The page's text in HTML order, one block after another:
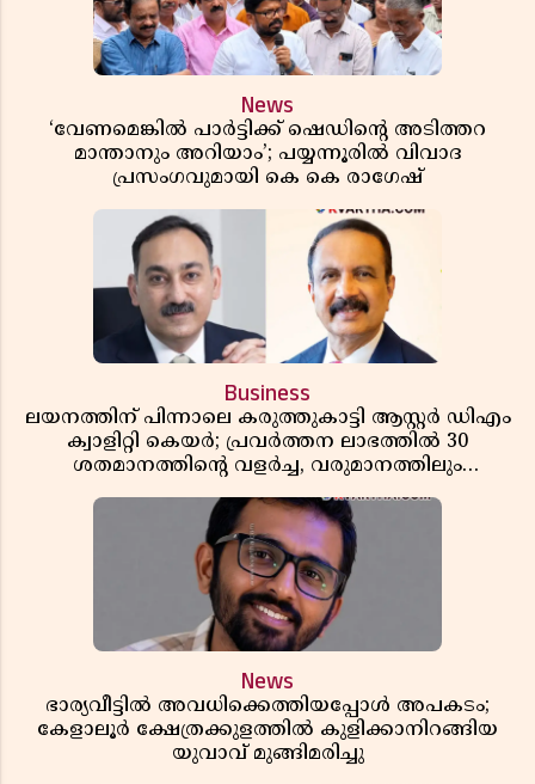
News
‘വേണമെങ്കിൽ പാർട്ടിക്ക് ഷെഡിൻ്റെ അടിത്തറ
മാന്താനും അറിയാം’; പയ്യന്നൂരിൽ വിവാദ
പ്രസംഗവുമായി കെ കെ രാഗേഷ്
Business
ലയനത്തിന് പിന്നാലെ കരുത്തുകാട്ടി ആസ്റ്റർ ഡിഎം
ക്വാളിറ്റി കെയർ; പ്രവർത്തന ലാഭത്തിൽ 30
ശതമാനത്തിൻ്റെ വളർച്ച, വരുമാനത്തിലും
റിപ്പോർട്ട് പുറത്ത്
News
ഭാര്യവീട്ടിൽ അവധിക്കെത്തിയപ്പോൾ അപകടം;
കേളാലൂർ ക്ഷേത്രക്കുളത്തിൽ കുളിക്കാനിറങ്ങിയ
യുവാവ് മുങ്ങിമരിച്ചു